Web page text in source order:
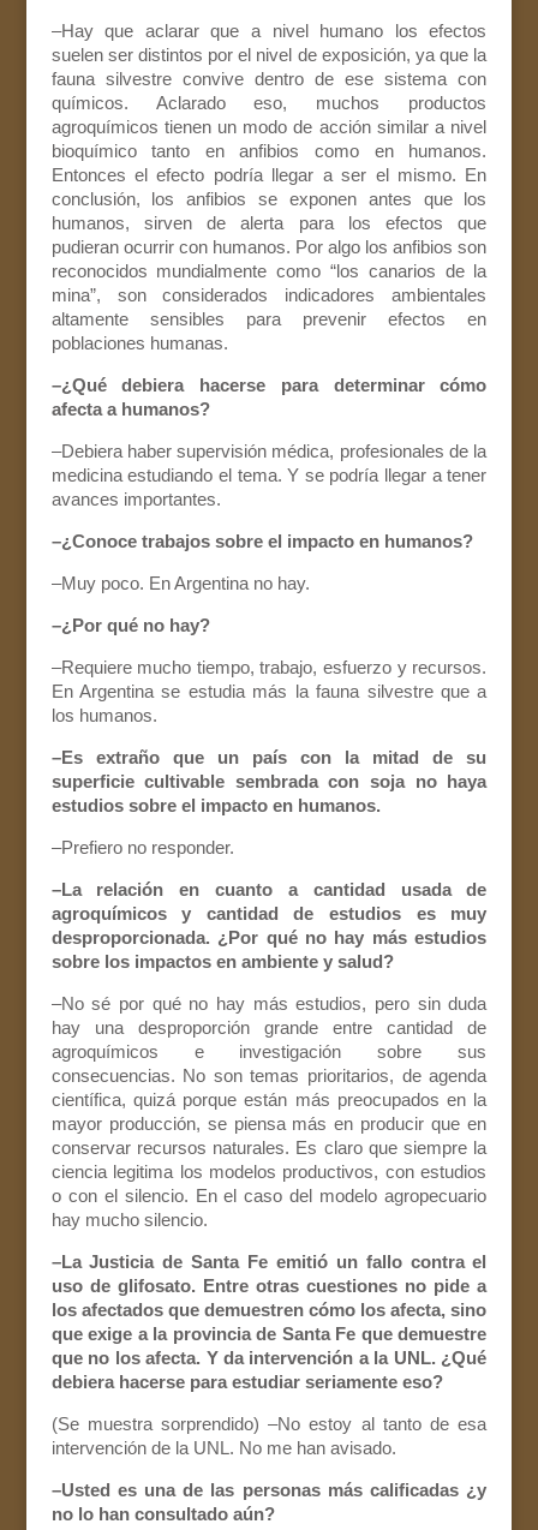
–Hay que aclarar que a nivel humano los efectos
suelen ser distintos por el nivel de exposición, ya que la
fauna silvestre convive dentro de ese sistema con
químicos. Aclarado eso, muchos productos
agroquímicos tienen un modo de acción similar a nivel
bioquímico tanto en anfibios como en humanos.
Entonces el efecto podría llegar a ser el mismo. En
conclusión, los anfibios se exponen antes que los
humanos, sirven de alerta para los efectos que
pudieran ocurrir con humanos. Por algo los anfibios son
reconocidos mundialmente como “los canarios de la
mina”, son considerados indicadores ambientales
altamente sensibles para prevenir efectos en
poblaciones humanas.
–¿Qué debiera hacerse para determinar cómo
afecta a humanos?
–Debiera haber supervisión médica, profesionales de la
medicina estudiando el tema. Y se podría llegar a tener
avances importantes.
–¿Conoce trabajos sobre el impacto en humanos?
–Muy poco. En Argentina no hay.
–¿Por qué no hay?
–Requiere mucho tiempo, trabajo, esfuerzo y recursos.
En Argentina se estudia más la fauna silvestre que a
los humanos.
–Es extraño que un país con la mitad de su
superficie cultivable sembrada con soja no haya
estudios sobre el impacto en humanos.
–Prefiero no responder.
–La relación en cuanto a cantidad usada de
agroquímicos y cantidad de estudios es muy
desproporcionada. ¿Por qué no hay más estudios
sobre los impactos en ambiente y salud?
–No sé por qué no hay más estudios, pero sin duda
hay una desproporción grande entre cantidad de
agroquímicos e investigación sobre sus
consecuencias. No son temas prioritarios, de agenda
científica, quizá porque están más preocupados en la
mayor producción, se piensa más en producir que en
conservar recursos naturales. Es claro que siempre la
ciencia legitima los modelos productivos, con estudios
o con el silencio. En el caso del modelo agropecuario
hay mucho silencio.
–La Justicia de Santa Fe emitió un fallo contra el
uso de glifosato. Entre otras cuestiones no pide a
los afectados que demuestren cómo los afecta, sino
que exige a la provincia de Santa Fe que demuestre
que no los afecta. Y da intervención a la UNL. ¿Qué
debiera hacerse para estudiar seriamente eso?
(Se muestra sorprendido) –No estoy al tanto de esa
intervención de la UNL. No me han avisado.
–Usted es una de las personas más calificadas ¿y
no lo han consultado aún?